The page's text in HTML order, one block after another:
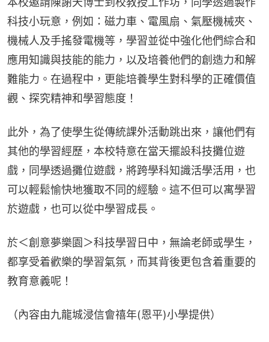
科技小玩意，例如：磁力車、電風扇、氣壓機械夾、
機械人及手搖發電機等，學習並從中強化他們綜合和
應用知識與技能的能力，以及培養他們的創造力和解
難能力。在過程中，更能培養學生對科學的正確價值
觀、探究精神和學習態度！
此外，為了使學生從傳統課外活動跳出來，讓他們有
其他的學習經歷，本校特意在當天擺設科技攤位遊
戲，同學透過攤位遊戲，將跨學科知識活學活用，也
可以輕鬆愉快地獲取不同的經驗。這不但可以寓學習
於遊戲，也可以從中學習成長。
於＜創意夢樂園＞科技學習日中，無論老師或學生，
都享受着歡樂的學習氣氛，而其背後更包含着重要的
教育意義呢！
（內容由九龍城浸信會禧年(恩平)小學提供）